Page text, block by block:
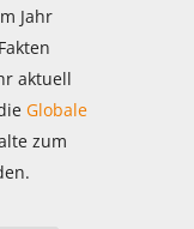
Jahr
aktuell
Globale
zum